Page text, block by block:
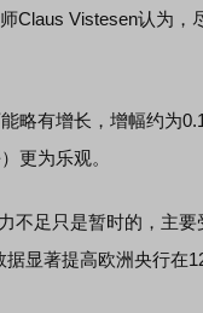
Vistesen认为，
有增长，增幅约为
更为乐观。
足只是暂时的，主要
显著提高欧洲央行在